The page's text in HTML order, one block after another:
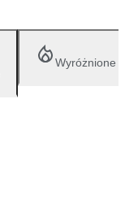
Wyróżnione